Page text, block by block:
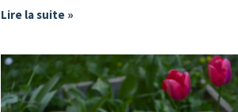
Lire la suite »